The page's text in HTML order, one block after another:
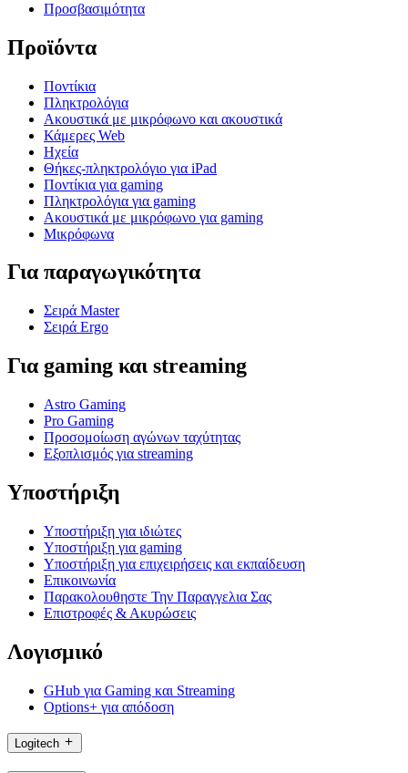
Προσβασιμότητα
Προϊόντα
Ποντίκια
Πληκτρολόγια
Ακουστικά με μικρόφωνο και ακουστικά
Κάμερες Web
Ηχεία
Θήκες-πληκτρολόγιο για iPad
Ποντίκια για gaming
Πληκτρολόγια για gaming
Ακουστικά με μικρόφωνο για gaming
Μικρόφωνα
Για παραγωγικότητα
Σειρά Master
Σειρά Ergo
Για gaming και streaming
Astro Gaming
Pro Gaming
Προσομοίωση αγώνων ταχύτητας
Εξοπλισμός για streaming
Υποστήριξη
Υποστήριξη για ιδιώτες
Υποστήριξη για gaming
Υποστήριξη για επιχειρήσεις και εκπαίδευση
Επικοινωνία
Παρακολουθηστε Την Παραγγελια Σας
Επιστροφές & Ακυρώσεις
Λογισμικό
GHub για Gaming και Streaming
Options+ για απόδοση
Logitech